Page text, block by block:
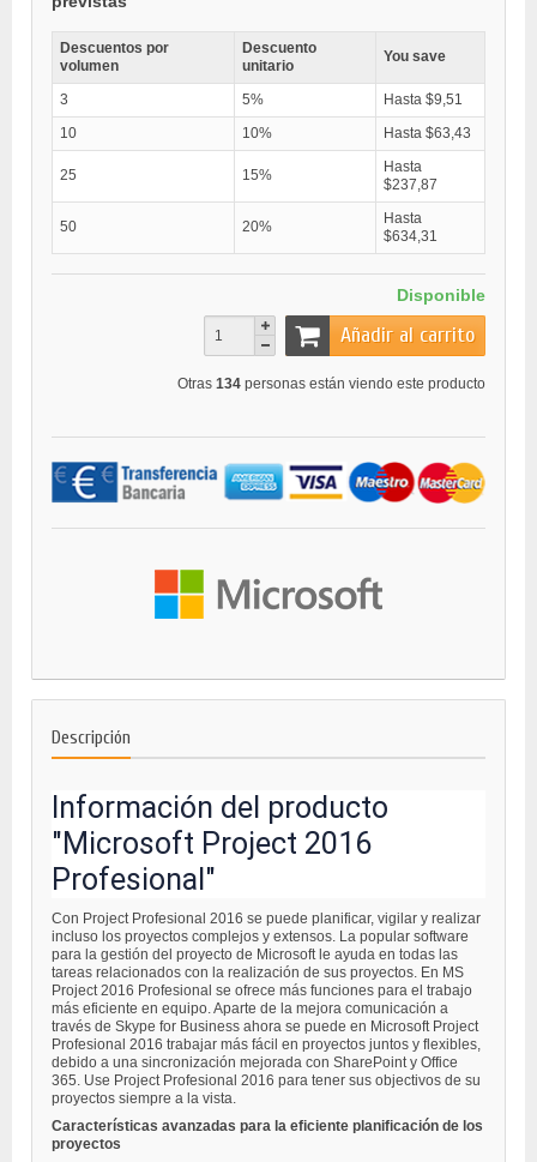
Descuentos por
volumen
Descuento
unitario
You save
3 5%
Hasta $9,51
10
10% Hasta $63,43
25 15%
Hasta
$237,87
50 20%
Hasta
$634,31
Disponible
Añadir al carrito
Otras 134 personas están viendo este producto
Descripción
Información del producto
"Microsoft Project 2016
Profesional"
Con Project Profesional 2016 se puede planificar, vigilar y realizar
incluso los proyectos complejos y extensos. La popular software
para la gestión del proyecto de Microsoft le ayuda en todas las
tareas relacionados con la realización de sus proyectos. En MS
Project 2016 Profesional se ofrece más funciones para el trabajo
más eficiente en equipo. Aparte de la mejora comunicación a
través de Skype for Business ahora se puede en Microsoft Project
Profesional 2016 trabajar más fácil en proyectos juntos y flexibles,
debido a una sincronización mejorada con SharePoint y Office
365. Use Project Profesional 2016 para tener sus objectivos de su
proyectos siempre a la vista.
Características avanzadas para la eficiente planificación de los
proyectos